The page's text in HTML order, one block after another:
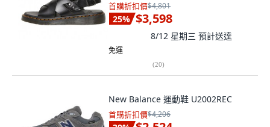
首購折扣價$4,801
25% $3,598
8/12 星期三 預計送達
免運
(20)
New Balance 運動鞋 U2002REC
首購折扣價$4,206